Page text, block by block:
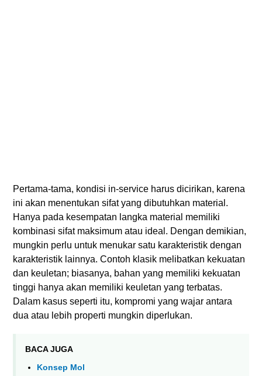
Pertama-tama, kondisi in-service harus dicirikan, karena
ini akan menentukan sifat yang dibutuhkan material.
Hanya pada kesempatan langka material memiliki
kombinasi sifat maksimum atau ideal. Dengan demikian,
mungkin perlu untuk menukar satu karakteristik dengan
karakteristik lainnya. Contoh klasik melibatkan kekuatan
dan keuletan; biasanya, bahan yang memiliki kekuatan
tinggi hanya akan memiliki keuletan yang terbatas.
Dalam kasus seperti itu, kompromi yang wajar antara
dua atau lebih properti mungkin diperlukan.
BACA JUGA
Konsep Mol